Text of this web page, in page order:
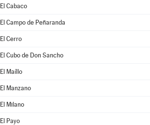
El Cabaco
El Campo de Peñaranda
El Cerro
El Cubo de Don Sancho
El Maíllo
El Manzano
El Milano
El Payo